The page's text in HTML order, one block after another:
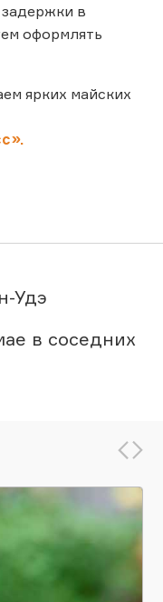
в
оформлять
ярких майских
Удэ
в соседних